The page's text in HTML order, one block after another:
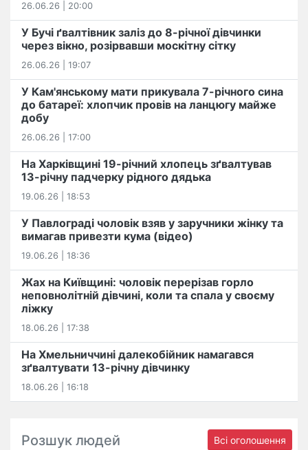
26.06.26 | 20:00
У Бучі ґвалтівник заліз до 8-річної дівчинки
через вікно, розірвавши москітну сітку
26.06.26 | 19:07
У Кам'янському мати прикувала 7-річного сина
до батареї: хлопчик провів на ланцюгу майже
добу
26.06.26 | 17:00
На Харківщині 19-річний хлопець​ ️зґвалтував
13-річну падчерку рідного дядька
19.06.26 | 18:53
У Павлограді чоловік взяв у заручники жінку та
вимагав привезти кума (відео)
19.06.26 | 18:36
Жах на Київщині: чоловік перерізав горло
неповнолітній дівчині, коли та спала у своєму
ліжку
18.06.26 | 17:38
На Хмельниччині далекобійник намагався
зґвалтувати 13-річну дівчинку
18.06.26 | 16:18
Розшук людей Всі оголошення